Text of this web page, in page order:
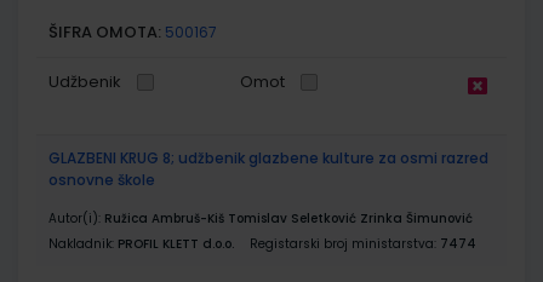
ŠIFRA OMOTA: 500167
Udžbenik Omot
GLAZBENI KRUG 8; udžbenik glazbene kulture za osmi razred
osnovne škole
Autor(i): Ružica Ambruš-Kiš Tomislav Seletković Zrinka Šimunović
Nakladnik: PROFIL KLETT d.o.o. Registarski broj ministarstva: 7474